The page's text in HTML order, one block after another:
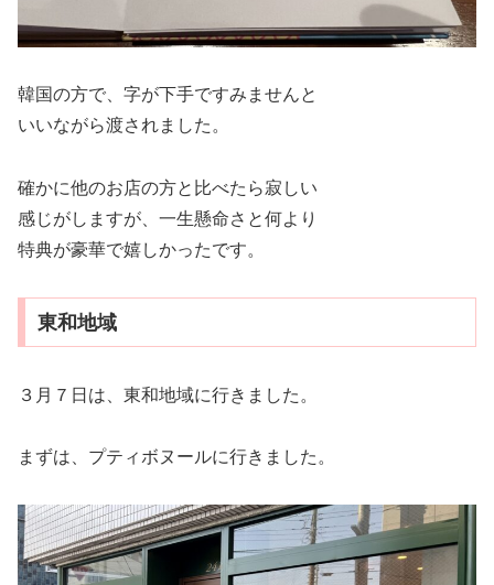
韓国の方で、字が下手ですみませんと
いいながら渡されました。
確かに他のお店の方と比べたら寂しい
感じがしますが、一生懸命さと何より
特典が豪華で嬉しかったです。
東和地域
３月７日は、東和地域に行きました。
まずは、プティボヌールに行きました。